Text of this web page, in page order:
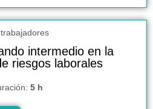
intermedio en la
riesgos laborales
5 h